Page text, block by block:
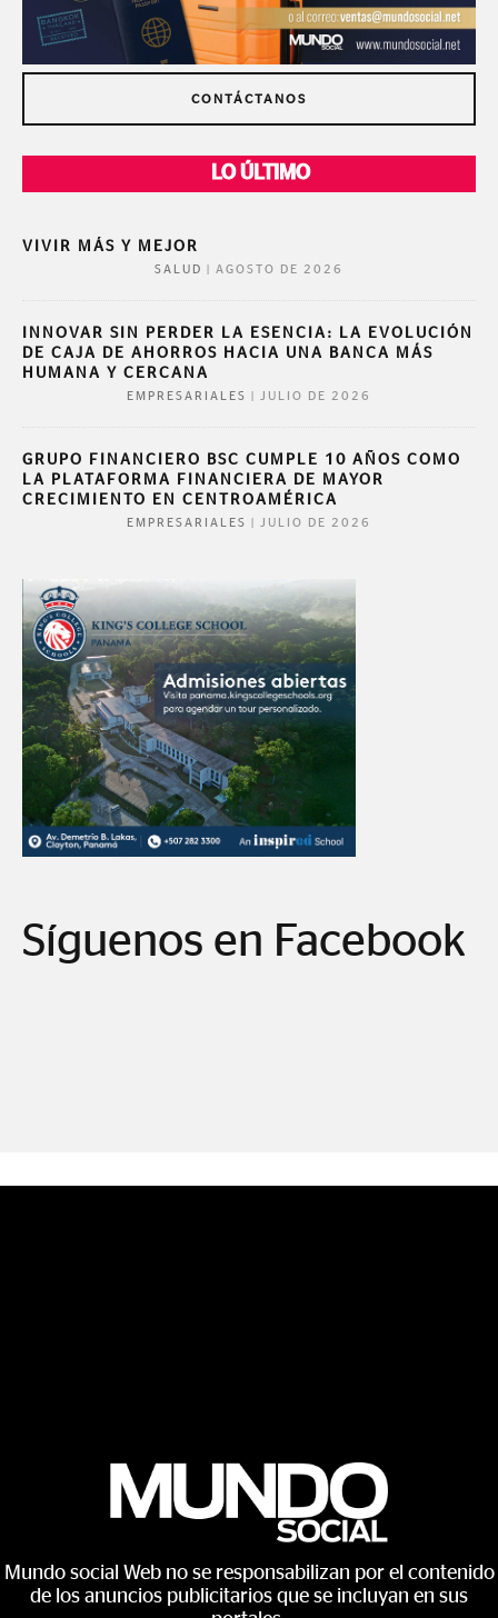
CONTÁCTANOS
LO ÚLTIMO
VIVIR MÁS Y MEJOR
SALUD AGOSTO DE 2026
INNOVAR SIN PERDER LA ESENCIA: LA EVOLUCIÓN
DE CAJA DE AHORROS HACIA UNA BANCA MÁS
HUMANA Y CERCANA
EMPRESARIALES JULIO DE 2026
GRUPO FINANCIERO BSC CUMPLE 10 AÑOS COMO
LA PLATAFORMA FINANCIERA DE MAYOR
CRECIMIENTO EN CENTROAMÉRICA
EMPRESARIALES JULIO DE 2026
Síguenos en Facebook
Mundo social Web no se responsabilizan por el contenido
de los anuncios publicitarios que se incluyan en sus